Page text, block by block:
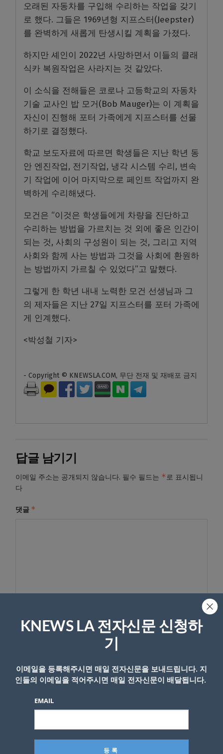
오래된 자동차를 구입해 수리하는 작업을 갖기
로 했다. 그들은 1969년형 지프스터(Jeepster)
를 완벽하게 새롭게 탄생시킬 계획을 가졌다.
하지만 셰인이 2022년 사망하면서 이들의 클래
식카 복원작업은 사라지는 것 같았다.
이 소식을 전해들은 코로나 고등학교의 자동차
기술 교사인 밥 모거(Bob Mauger)는 이 계획을
자신이 진행해 포터 가족에게 지프스터를 선물
하기로 결정했다.
학교 보도자료에 따르면 학생들은 지난 학년 동
안 엔진작업, 전기작업, 냉각 시스템 수리, 변속
기 작업에 이어 마지막으로 페인트 작업까지 완
벽하게 수리해냈다.
모건은 “이것은 학생들에게 차량을 진단하고
수리하는 방법을 가르치는 것 외에 좋은 인간이
되는 것, 사회의 구성원이 되는 것, 그리고 지역
사회와 함께 사는 방법과 그것을 사회에 환원하
는 방법까지 가르칠 수 있었다”고 말했다.
그렇게 한 학년 내내 노력한 모건 선생님과 그
의 제자들은 지난 27일 지프스터를 포터 가족에
게 인계했다.
<박성철 기자>
- Copyright © KNEWSLA.COM, 무단 전재 및 재배포 금지
답글 남기기
이메일 주소는 공개되지 않습니다. 필수 필드는 *로 표시됩니
다
댓글 *
이름
KNEWS LA 전자신문 신청하
기
이메일을 등록해주시면 매일 전자신문을 보내드립니다. 지
인들의 이메일을 적어주시면 매일 전자신문이 배달됩니다.
EMAIL